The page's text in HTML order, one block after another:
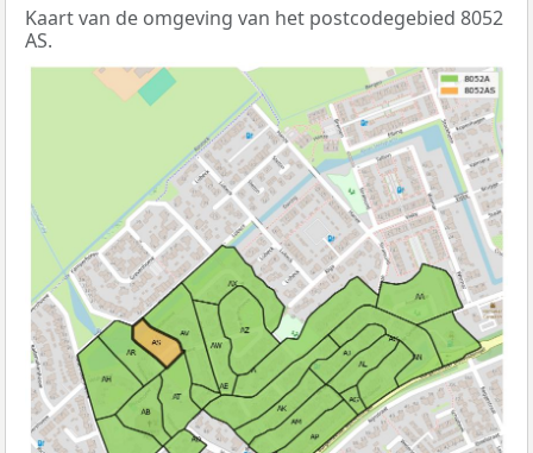
Kaart van de omgeving van het postcodegebied 8052
AS.